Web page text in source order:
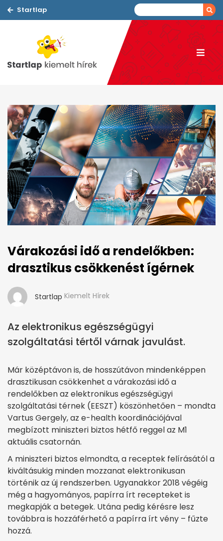
Startlap
Várakozási idő a rendelőkben:
drasztikus csökkenést ígérnek
Startlap Kiemelt Hírek
Az elektronikus egészségügyi
szolgáltatási tértől várnak javulást.
Már középtávon is, de hosszútávon mindenképpen
drasztikusan csökkenhet a várakozási idő a
rendelőkben az elektronikus egészségügyi
szolgáltatási térnek (EESZT) köszönhetően – mondta
Vartus Gergely, az e-health koordinációjával
megbízott miniszteri biztos hétfő reggel az M1
aktuális csatornán.
A miniszteri biztos elmondta, a receptek felírásától a
kiváltásukig minden mozzanat elektronikusan
történik az új rendszerben. Ugyanakkor 2018 végéig
még a hagyományos, papírra írt recepteket is
megkapják a betegek. Utána pedig kérésre lesz
továbbra is hozzáférhető a papírra írt vény – fűzte
hozzá.